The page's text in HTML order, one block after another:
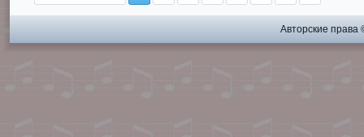
Авторские